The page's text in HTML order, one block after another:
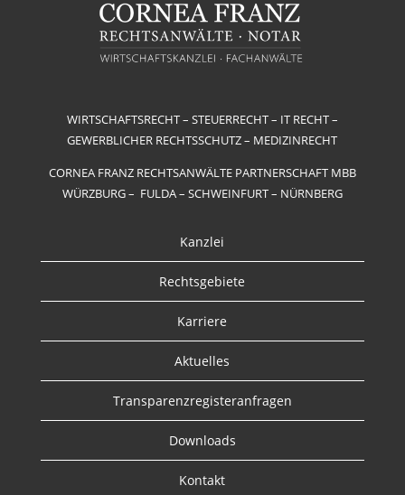
WIRTSCHAFTSRECHT – STEUERRECHT – IT RECHT –
GEWERBLICHER RECHTSSCHUTZ – MEDIZINRECHT
CORNEA FRANZ RECHTSANWÄLTE PARTNERSCHAFT MBB
WÜRZBURG – FULDA – SCHWEINFURT – NÜRNBERG
Kanzlei
Rechtsgebiete
Karriere
Aktuelles
Transparenzregisteranfragen
Downloads
Kontakt